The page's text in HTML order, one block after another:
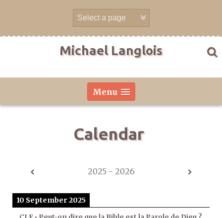
Michael Langlois
Menu
Calendar
2025 - 2026
10 September 2025